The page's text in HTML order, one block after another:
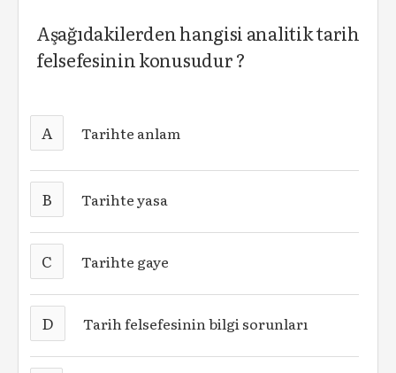
Aşağıdakilerden hangisi analitik tarih
felsefesinin konusudur ?
A Tarihte anlam
B Tarihte yasa
C Tarihte gaye
D Tarih felsefesinin bilgi sorunları